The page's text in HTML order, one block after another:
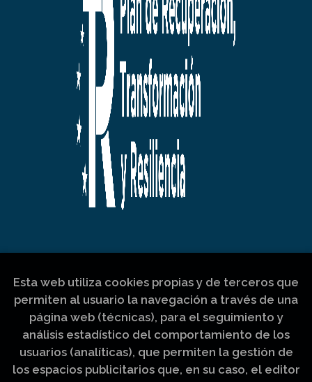
Esta web utiliza cookies propias y de terceros que
permiten al usuario la navegación a través de una
página web (técnicas), para el seguimiento y
análisis estadístico del comportamiento de los
usuarios (analíticas), que permiten la gestión de
los espacios publicitarios que, en su caso, el editor